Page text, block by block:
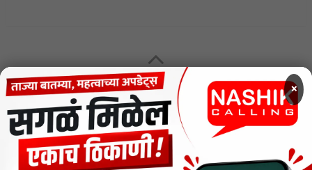
MENU
CODE OF ETHICS FOR DIGITAL NEWS WEBSITES
Contact Us
×